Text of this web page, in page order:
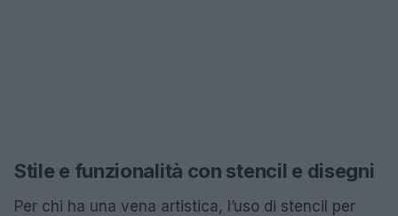
Stile e funzionalità con stencil e disegni
Per chi ha una vena artistica, l’uso di stencil per